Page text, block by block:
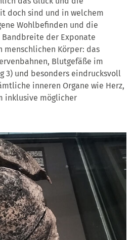
doch sind und in welchem
Wohlbefinden und die
Bandbreite der Exponate
menschlichen Körper: das
Blutgefäße im
3) und besonders eindrucksvoll
inneren Organe wie Herz,
inklusive möglicher